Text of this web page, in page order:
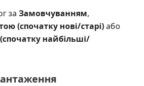
за Замовчуванням,
(спочатку нові/старі)або
найбільші/